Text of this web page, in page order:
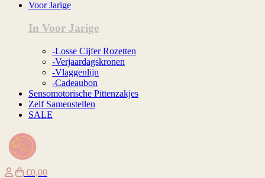
Voor Jarige
In Voor Jarige
-Losse Cijfer Rozetten
-Verjaardagskronen
-Vlaggenlijn
-Cadeaubon
Sensomotorische Pittenzakjes
Zelf Samenstellen
SALE
€0,00